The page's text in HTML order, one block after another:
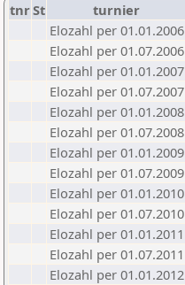
tnrSt turnier
Elozahl per 01.01.2006
Elozahl per 01.07.2006
Elozahl per 01.01.2007
Elozahl per 01.07.2007
Elozahl per 01.01.2008
Elozahl per 01.07.2008
Elozahl per 01.01.2009
Elozahl per 01.07.2009
Elozahl per 01.01.2010
Elozahl per 01.07.2010
Elozahl per 01.01.2011
Elozahl per 01.07.2011
Elozahl per 01.01.2012